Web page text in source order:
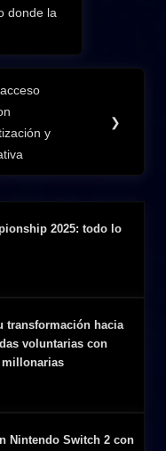
donde la
y
❯
2025: todo lo
transformación hacia
voluntarias con
Nintendo Switch 2 con